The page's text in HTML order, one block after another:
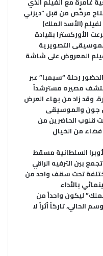
مرخَّص من قبل “ديزني
(الأسد الملك)
عام 1994م. وقد برعت الأوركسترا بقيادة
التصويرية
المعروض على شاشة
رحلة “سيمبا” عبر
مصيره مسترشداً
وقد زاد من بهاء العرض
جون والموسيقى
قلوب الحاضرين من
فضاء من الخيال
السلطانية مسقط
بين الترفيه الراقي
تحت سقف واحد من
بالأداء
ليكون واحداً من
الحالي، تاركاً أثراً لا